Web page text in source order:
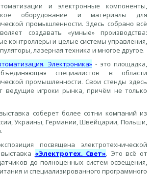
и электронные компоненты,
оборудование и материалы для
промышленности. Здесь собрано всё
создавать «умные» производства:
контроллеры и целые системы управления,
лазерная техника и многое другое.
Электроника» - это площадка,
специалистов в области
промышленности. Свои стенды здесь
ведущие игроки рынка, причём не только
соберет более сотни компаний из
Украины, Германии, Швейцарии, Польши,
посвящена электротехнической
«Электротех. Свет». Это всё от
до полноценных систем освещения,
и специализированного программного